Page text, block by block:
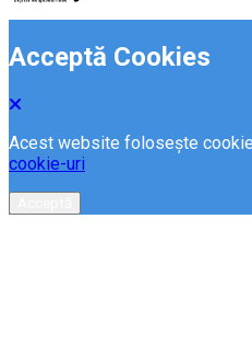
Acceptă Cookies
Acest website folosește
cookie-uri